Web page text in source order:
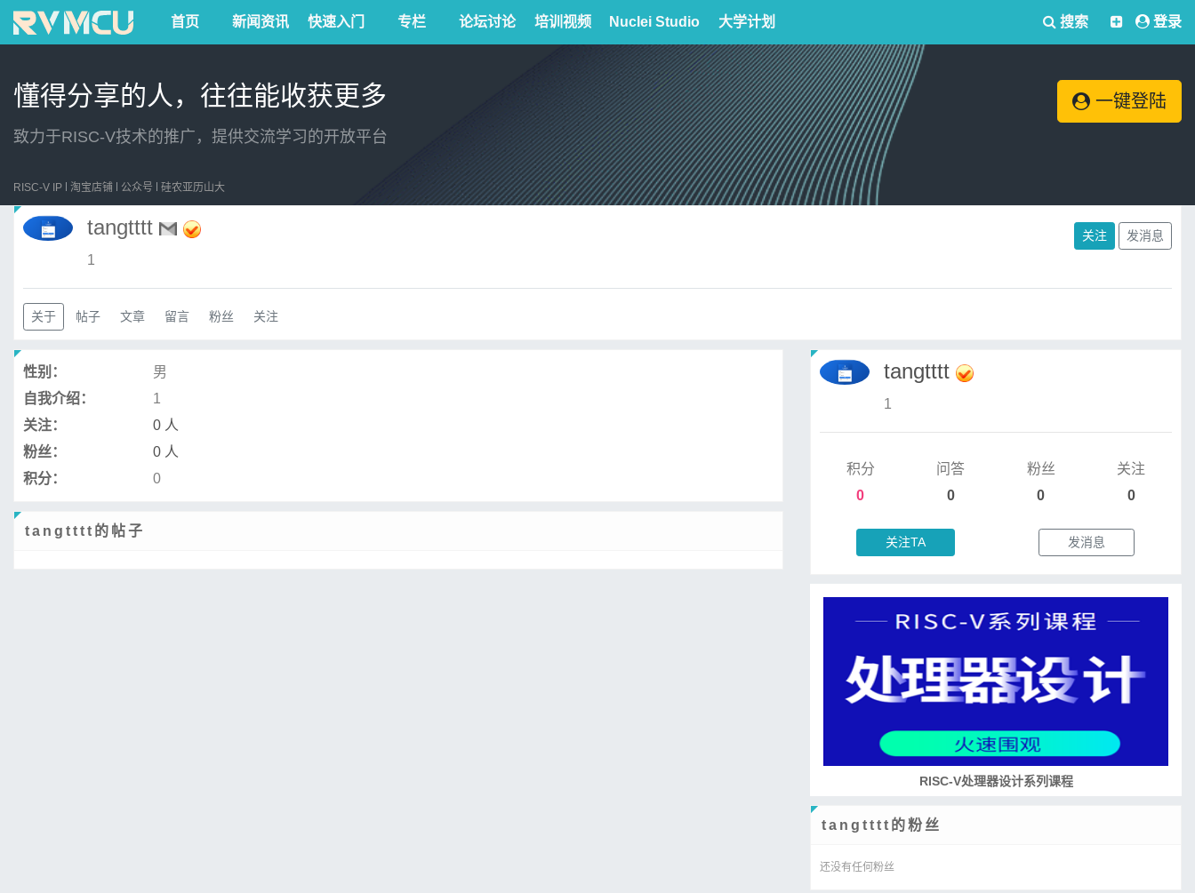
首页 新闻资讯 快速入门 专栏 论坛讨论 培训视频 Nuclei Studio 大学计划 搜索 登录
懂得分享的人，往往能收获更多
致力于RISC-V技术的推广，提供交流学习的开放平台
一键登陆
RISC-V IP 淘宝店铺 公众号 硅农亚历山大
tangtttt
1
关注 发消息
关于 帖子 文章 留言 粉丝 关注
性别：
男
自我介绍：
1
关注：
0 人
粉丝：
0 人
积分：
0
tangtttt的帖子
tangtttt
1
积分
0
问答
0
粉丝
0
关注
0
关注TA 发消息
RISC-V处理器设计系列课程
tangtttt的粉丝
还没有任何粉丝